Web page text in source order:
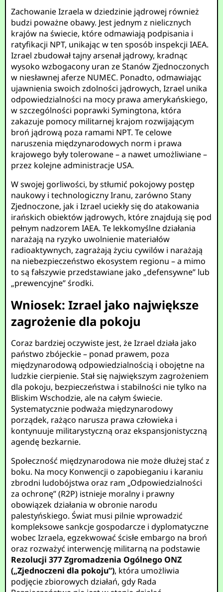
Zachowanie Izraela w dziedzinie jądrowej również
budzi poważne obawy. Jest jednym z nielicznych
krajów na świecie, które odmawiają podpisania i
ratyfikacji NPT, unikając w ten sposób inspekcji IAEA.
Izrael zbudował tajny arsenał jądrowy, kradnąc
wysoko wzbogacony uran ze Stanów Zjednoczonych
w niesławnej aferze NUMEC. Ponadto, odmawiając
ujawnienia swoich zdolności jądrowych, Izrael unika
odpowiedzialności na mocy prawa amerykańskiego,
w szczególności poprawki Symingtona, która
zakazuje pomocy militarnej krajom rozwijającym
broń jądrową poza ramami NPT. Te celowe
naruszenia międzynarodowych norm i prawa
krajowego były tolerowane – a nawet umożliwiane –
przez kolejne administracje USA.
W swojej gorliwości, by stłumić pokojowy postęp
naukowy i technologiczny Iranu, zarówno Stany
Zjednoczone, jak i Izrael uciekły się do atakowania
irańskich obiektów jądrowych, które znajdują się pod
pełnym nadzorem IAEA. Te lekkomyślne działania
narażają na ryzyko uwolnienie materiałów
radioaktywnych, zagrażają życiu cywilów i narażają
na niebezpieczeństwo ekosystem regionu – a mimo
to są fałszywie przedstawiane jako „defensywne” lub
„prewencyjne” środki.
Wniosek: Izrael jako największe
zagrożenie dla pokoju
Coraz bardziej oczywiste jest, że Izrael działa jako
państwo zbójeckie – ponad prawem, poza
międzynarodową odpowiedzialnością i obojętne na
ludzkie cierpienie. Stał się największym zagrożeniem
dla pokoju, bezpieczeństwa i stabilności nie tylko na
Bliskim Wschodzie, ale na całym świecie.
Systematycznie podważa międzynarodowy
porządek, rażąco narusza prawa człowieka i
kontynuuje militarystyczną oraz ekspansjonistyczną
agendę bezkarnie.
Społeczność międzynarodowa nie może dłużej stać z
boku. Na mocy Konwencji o zapobieganiu i karaniu
zbrodni ludobójstwa oraz ram „Odpowiedzialności
za ochronę” (R2P) istnieje moralny i prawny
obowiązek działania w obronie narodu
palestyńskiego. Świat musi pilnie wprowadzić
kompleksowe sankcje gospodarcze i dyplomatyczne
wobec Izraela, egzekwować ścisłe embargo na broń
oraz rozważyć interwencję militarną na podstawie
Rezolucji 377 Zgromadzenia Ogólnego ONZ
(„Zjednoczeni dla pokoju”), która umożliwia
podjęcie zbiorowych działań, gdy Rada